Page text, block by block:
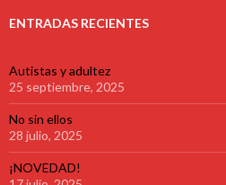
ENTRADAS RECIENTES
Autistas y adultez
25 septiembre, 2025
No sin ellos
28 julio, 2025
¡NOVEDAD!